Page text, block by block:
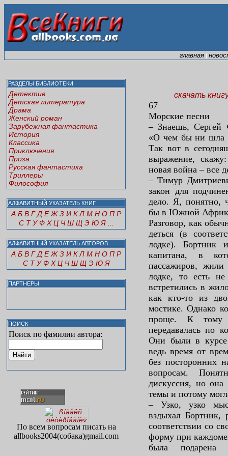
главная |
РАЗДЕЛЫ БИБЛИОТЕКИ
Детектив
Детская литература
Драма
Женский роман
Зарубежная фантастика
История
Классика
Приключения
Проза
Русская фантастика
Триллеры
Философия
АЛФАВИТНЫЙ УКАЗАТЕЛЬ КНИГ
А Б В Г Д Е Ж З И К Л М Н О П Р
С Т У Ф Х Ц Ч Ш Щ Э Ю Я
АЛФАВИТНЫЙ УКАЗАТЕЛЬ АВТОРОВ
А Б В Г Д Е Ж З И К Л М Н О П Р
С Т У Ф Х Ц Ч Ш Щ Э Ю Я
ПАРТНЕРЫ
ПОИСК
Поиск по фамилии автора:
По всем вопросам писать на
allbooks2004(собака)gmail.com
скачать
67
Морские песни
– Знаешь, Сергей
«О чем бы ни шла
Так вот в
выражение,
новая война – все
– Тимур
закон для
дело. Я, понятно,
бы в Южной
Разговор, как
деться (в
лодке). Бортник
капитана, в
пассажиров,
лодке, то есть
встретились в
как кто-то из
мостике. Однако
проще. К тому
передавалась по
Они были в курсе
ведь время от
без посторонних
вопросам.
дискуссия, но она
темы и потому
– Узко, узко
вздыхал Бортник,
соответствии со
форму при
была подарена